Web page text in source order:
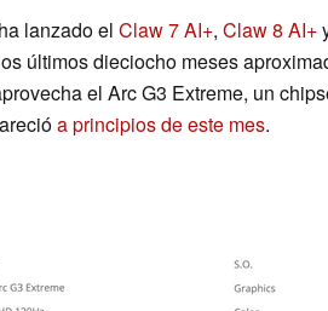
lanzado el Claw 7 AI+, Claw 8 AI+
últimos dieciocho meses
el Arc G3 Extreme, un
a principios de este mes.